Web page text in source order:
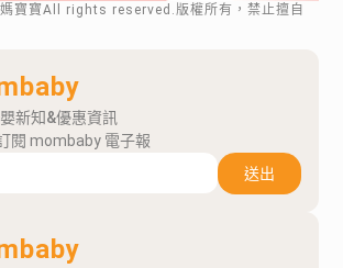
寶寶All rights reserved.版權所有，禁止擅自
新知&優惠資訊
閱 mombaby 電子報
送出